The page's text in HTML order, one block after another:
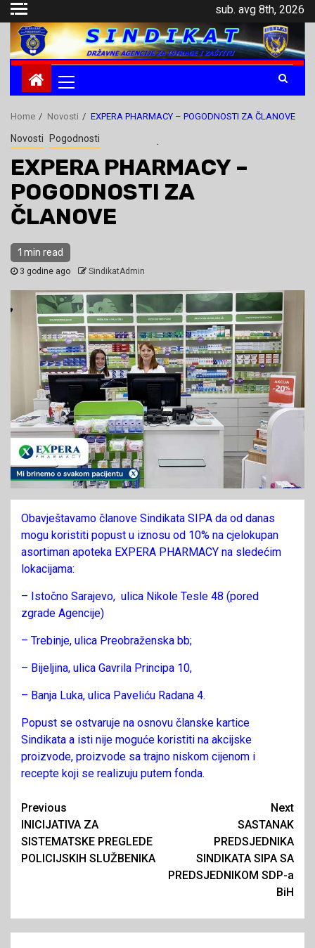
Skip
to
content
sub. avg 8th, 2026
.
Menu
Home Novosti EXPERA PHARMACY – POGODNOSTI ZA ČLANOVE
Novosti Pogodnosti
EXPERA PHARMACY –
POGODNOSTI ZA
ČLANOVE
1 min read
3 godine ago SindikatAdmin
Obavještavamo članove Sindikata SIPA da od danas
mogu koristiti popust u iznosu od 10% na cjelokupan
asortiman apoteka EXPERA PHARMACY na sledećim
lokacijama:
– Istočno Sarajevo, ulica Nikole Tesle 48 (pored
zgrade Agencije)
– Trebinje, ulica Preobraženska bb;
– Bijeljina, ulica Gavrila Principa 10,
– Banja Luka, ulica Paveliću Radana 4.
Popust se ostvaruje na osnovu članske kartice
Sindikata a isti nije moguće koristiti na akcijske
proizvode, proizvode sa trajno niskom cijenom i
recepte koji se realizuju putem fonda.
Continue
Reading
Previous
INICIJATIVA ZA
SISTEMATSKE PREGLEDE
POLICIJSKIH SLUŽBENIKA
Next
SASTANAK
PREDSJEDNIKA
SINDIKATA SIPA SA
PREDSJEDNIKOM SDP-a
BiH